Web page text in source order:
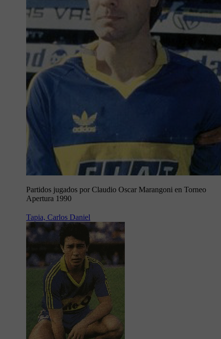
Partidos jugados por Claudio Oscar Marangoni en Torneo
Apertura 1990
Tapia, Carlos Daniel